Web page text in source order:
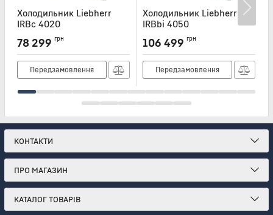
Холодильник Liebherr
IRBc 4020
IRBC4020
78 299 грн
Передзамовлення
Холодильник Liebherr
IRBbi 4050
IRBBI4050
106 499 грн
Передзамовлення
КОНТАКТИ
ПРО МАГАЗИН
КАТАЛОГ ТОВАРІВ